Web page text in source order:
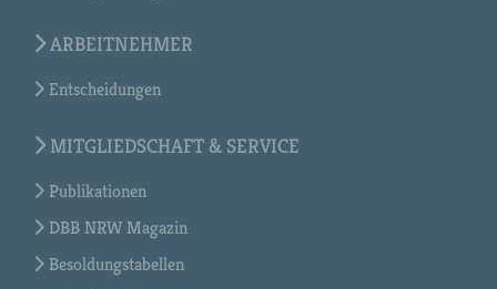
ARBEITNEHMER
Entscheidungen
MITGLIEDSCHAFT & SERVICE
Publikationen
DBB NRW Magazin
Besoldungstabellen